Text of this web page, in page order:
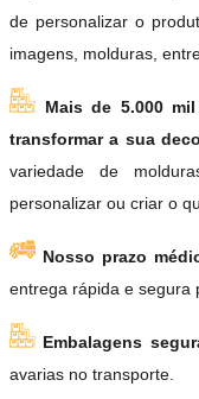
de personalizar o
imagens, molduras,
Mais de 5.000
transformar a sua
variedade de
personalizar ou criar o
Nosso prazo
entrega rápida e segura
Embalagens
avarias no transporte.